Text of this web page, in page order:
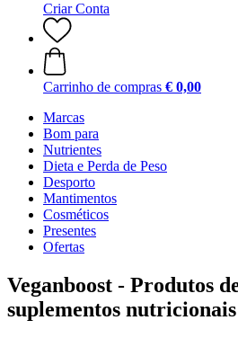
Criar Conta
Carrinho de compras € 0,00
Marcas
Bom para
Nutrientes
Dieta e Perda de Peso
Desporto
Mantimentos
Cosméticos
Presentes
Ofertas
Veganboost - Produtos
suplementos nutricionais